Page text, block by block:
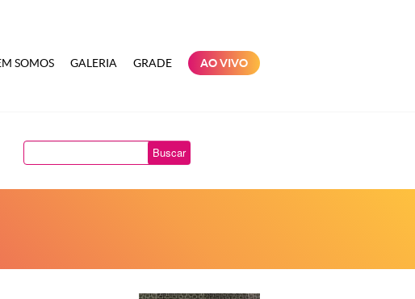
SOMOS GALERIA GRADE AO VIVO
Buscar